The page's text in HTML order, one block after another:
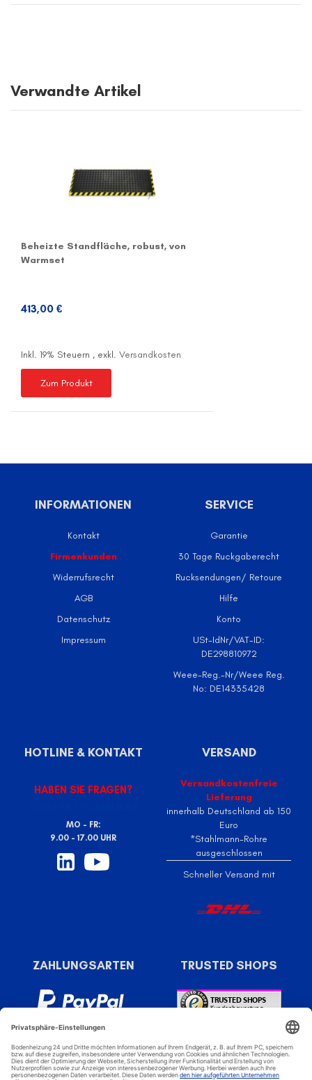
Verwandte Artikel
Beheizte Standfläche, robust, von
Warmset
413,00 €
Inkl. 19% Steuern , exkl. Versandkosten
Zum Produkt
INFORMATIONEN
Kontakt
Firmenkunden
Widerrufsrecht
AGB
Datenschutz
Impressum
SERVICE
Garantie
30 Tage Ruckgaberecht
Rucksendungen/ Retoure
Hilfe
Konto
USt-IdNr/VAT-ID:
DE298810972
Weee-Reg.-Nr/Weee Reg.
No: DE14335428
HOTLINE & KONTAKT
HABEN SIE FRAGEN?
MO - FR:
9.00 - 17.00 UHR
VERSAND
Versandkostenfreie
Lieferung
innerhalb Deutschland ab 150
Euro
*Stahlmann-Rohre
ausgeschlossen
Schneller Versand mit
ZAHLUNGSARTEN TRUSTED SHOPS